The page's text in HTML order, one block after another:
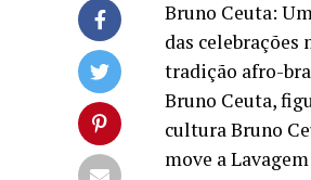
Bruno Ceuta:
das celebrações
tradição afro-
Bruno Ceuta,
cultura Bruno
move a